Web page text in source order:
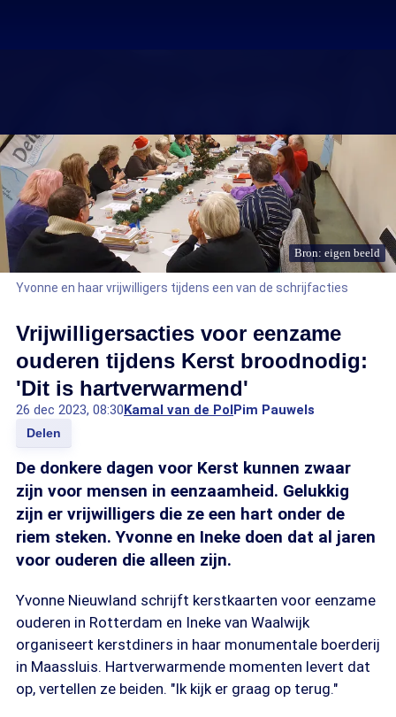
Bron: eigen beeld
Yvonne en haar vrijwilligers tijdens een van de schrijfacties
Vrijwilligersacties voor eenzame
ouderen tijdens Kerst broodnodig:
'Dit is hartverwarmend'
26 dec 2023, 08:30Kamal van de PolPim Pauwels
Delen
De donkere dagen voor Kerst kunnen zwaar
zijn voor mensen in eenzaamheid. Gelukkig
zijn er vrijwilligers die ze een hart onder de
riem steken. Yvonne en Ineke doen dat al jaren
voor ouderen die alleen zijn.
Yvonne Nieuwland schrijft kerstkaarten voor eenzame
ouderen in Rotterdam en Ineke van Waalwijk
organiseert kerstdiners in haar monumentale boerderij
in Maassluis. Hartverwarmende momenten levert dat
op, vertellen ze beiden. "Ik kijk er graag op terug."